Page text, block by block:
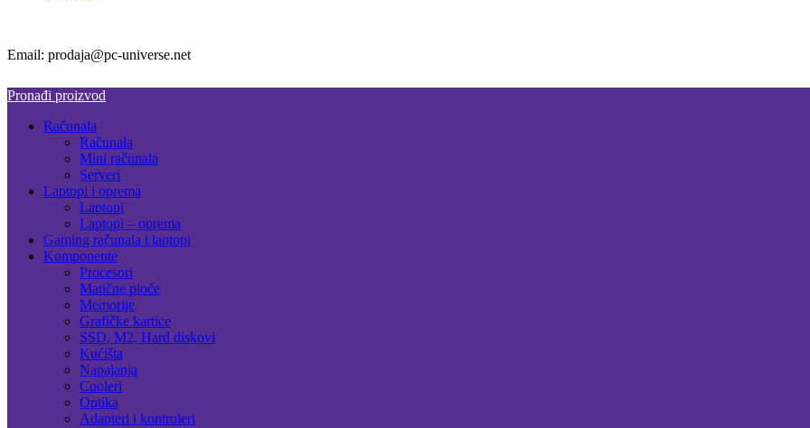
Email: prodaja@pc-universe.net
Pronađi proizvod
Računala
Računala
Mini računala
Serveri
Laptopi i oprema
Laptopi
Laptopi – oprema
Gaming računala i laptopi
Komponente
Procesori
Matične ploče
Memorije
Grafičke kartice
SSD, M2, Hard diskovi
Kućišta
Napajanja
Cooleri
Optika
Adapteri i kontroleri